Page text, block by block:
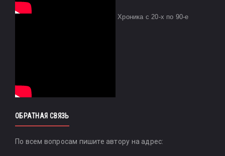
Хроника с 20-х по 90-е
ОБРАТНАЯ СВЯЗЬ
По всем вопросам пишите автору на адрес: